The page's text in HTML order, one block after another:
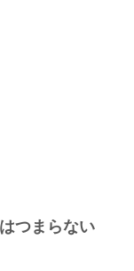
つまらない